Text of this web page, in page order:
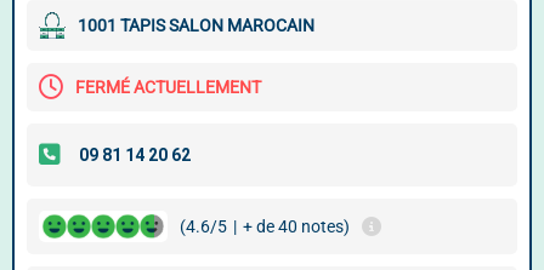
1001 TAPIS SALON MAROCAIN
FERMÉ ACTUELLEMENT
(4.6/5 | + de 40 notes)